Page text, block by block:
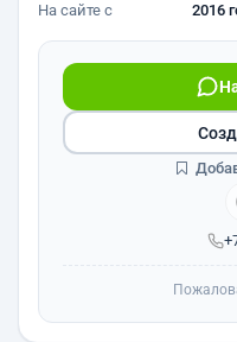
На сайте с
2016